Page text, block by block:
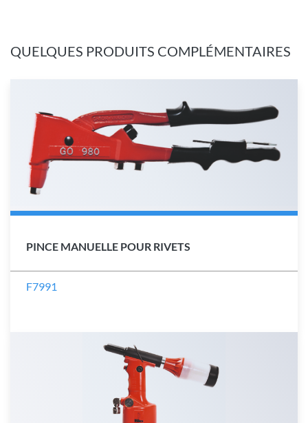
QUELQUES PRODUITS COMPLÉMENTAIRES
PINCE MANUELLE POUR RIVETS
F7991